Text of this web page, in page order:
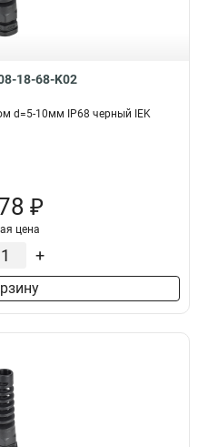
18-68-K02
d=5-10мм IP68 черный IEK
₽
цена
+